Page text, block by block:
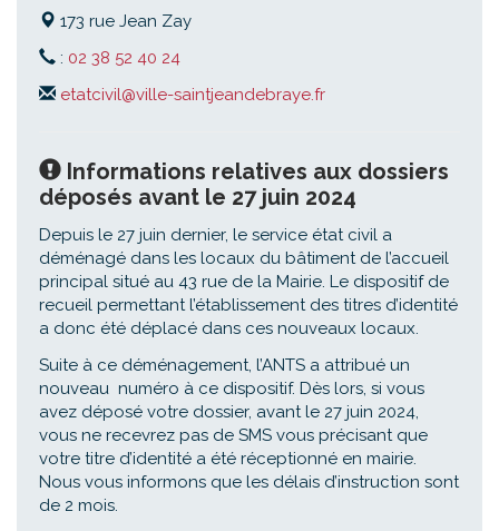
173 rue Jean Zay
: 02 38 52 40 24
etatcivil@ville-saintjeandebraye.fr
Informations relatives aux dossiers
déposés avant le 27 juin 2024
Depuis le 27 juin dernier, le service état civil a
déménagé dans les locaux du bâtiment de l’accueil
principal situé au 43 rue de la Mairie. Le dispositif de
recueil permettant l’établissement des titres d’identité
a donc été déplacé dans ces nouveaux locaux.
Suite à ce déménagement, l’ANTS a attribué un
nouveau numéro à ce dispositif. Dès lors, si vous
avez déposé votre dossier, avant le 27 juin 2024,
vous ne recevrez pas de SMS vous précisant que
votre titre d’identité a été réceptionné en mairie.
Nous vous informons que les délais d’instruction sont
de 2 mois.